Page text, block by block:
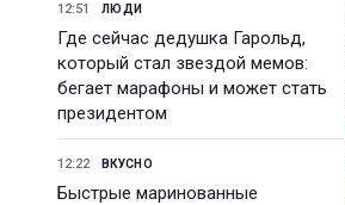
12:51 ЛЮДИ
Где сейчас дедушка Гарольд,
который стал звездой мемов:
бегает марафоны и может стать
президентом
12:22 ВКУСНО
Быстрые маринованные